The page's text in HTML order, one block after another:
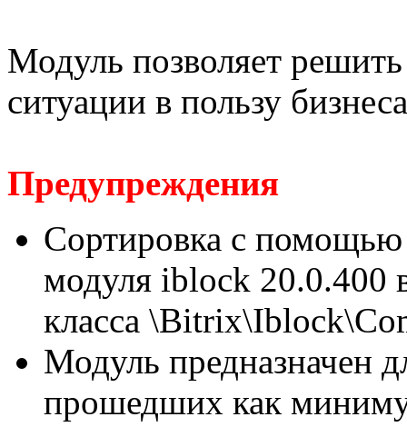
Модуль позволяет
ситуации в пользу
Предупреждения
Сортировка с помощью
модуля iblock 20.0.400
класса
Модуль предназначен
прошедших как